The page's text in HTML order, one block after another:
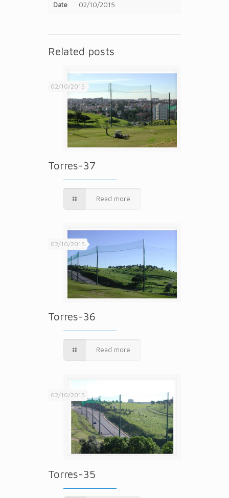
Date 02/10/2015
Related posts
02/10/2015
Torres-37
Read more
02/10/2015
Torres-36
Read more
02/10/2015
Torres-35